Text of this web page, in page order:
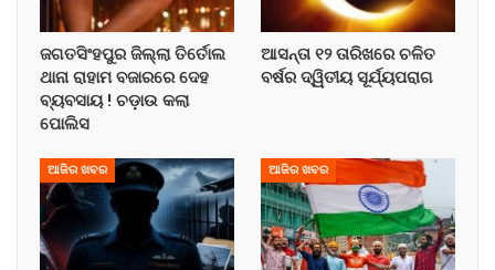
ଜଗତସିଂହପୁର ଜିଲ୍ଲା ତିର୍ତୋଲ
ଥାନା ରାହାମ ବଜାରରେ ଦେହ
ବ୍ୟବସାୟ ! ଚଡ଼ାଉ କଲା
ପୋଲିସ
ଆସନ୍ତା ୧୨ ତାରିଖରେ ଚଳିତ
ବର୍ଷର ଦ୍ୱିତୀୟ ସୂର୍ଯ୍ୟପରାଗ
ଆଜିର ଖବର ଆଜିର ଖବର